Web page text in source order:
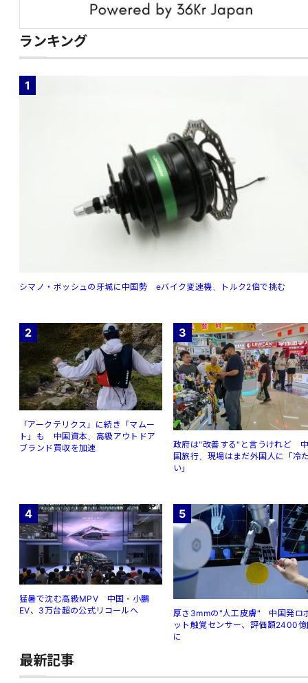
ランキング
1
シマノ・ボッシュの牙城に中国勢 eバイク変速機、トルク2倍で挑む
2
「アークテリクス」に続き「マムー
ト」も 中国資本、高級アウトドア
ブランド買収を加速
3
政府は"改善する"と言うけれど
国旅行、現場はまだ外国人に「冷
い」
4
猛暑で沈む高級MPV 中国・小鵬
EV、3万台超の公式リコールへ
5
厚さ3mmの"人工皮膚" 中国発ロ
ット触覚センサー、評価額2400
に
最新記事